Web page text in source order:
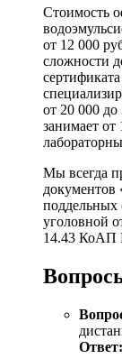
Стоимость
от 12 000
сложности
от 20 000
занимает
Мы всегда
документов
поддельных
уголовной
14.43 КоАП
Ответ: